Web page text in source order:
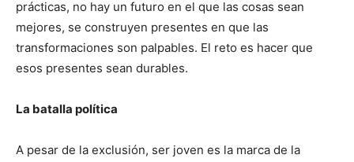
prácticas, no hay un futuro en el que las cosas sean
mejores, se construyen presentes en que las
transformaciones son palpables. El reto es hacer que
esos presentes sean durables.
La batalla política
A pesar de la exclusión, ser joven es la marca de la